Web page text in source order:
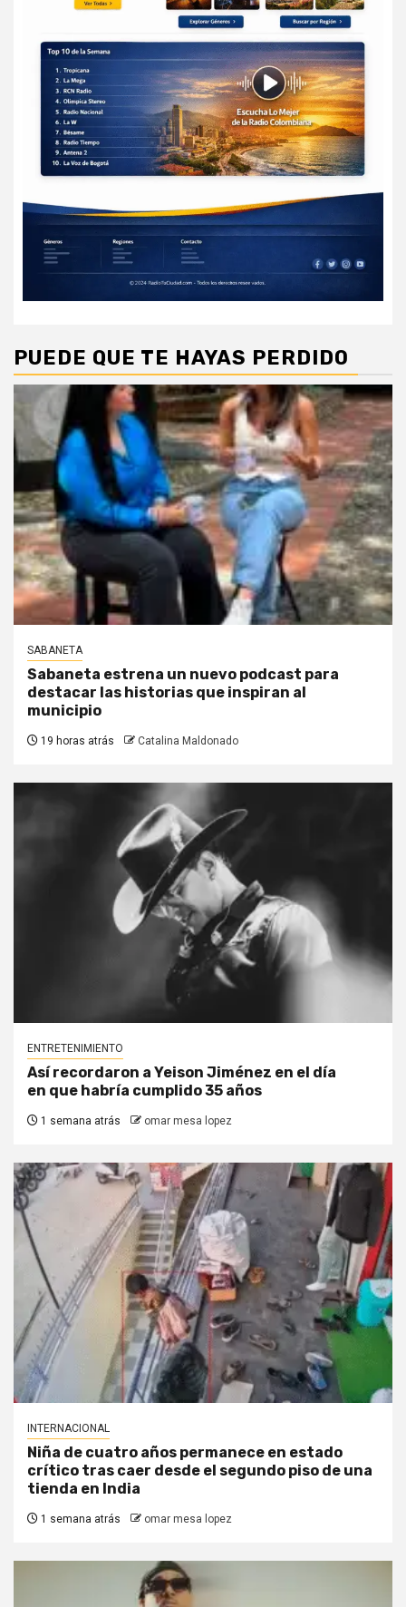
PUEDE QUE TE HAYAS PERDIDO
SABANETA
Sabaneta estrena un nuevo podcast para
destacar las historias que inspiran al
municipio
19 horas atrás Catalina Maldonado
ENTRETENIMIENTO
Así recordaron a Yeison Jiménez en el día
en que habría cumplido 35 años
1 semana atrás omar mesa lopez
INTERNACIONAL
Niña de cuatro años permanece en estado
crítico tras caer desde el segundo piso de una
tienda en India
1 semana atrás omar mesa lopez